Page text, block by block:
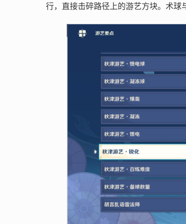
行，直接击碎路径上的游艺方块。术球